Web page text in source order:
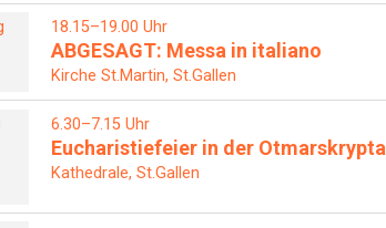
18.15–19.00 Uhr
ABGESAGT: Messa in italiano
Kirche St.Martin, St.Gallen
6.30–7.15 Uhr
Eucharistiefeier in der Otmarskrypta
Kathedrale, St.Gallen